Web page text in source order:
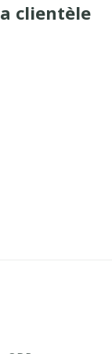
clientèle